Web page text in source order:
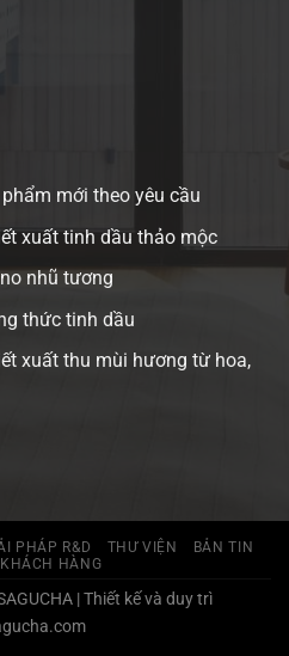
mới theo yêu cầu
xuất tinh dầu thảo mộc
nhũ tương
thức tinh dầu
xuất thu mùi hương từ hoa,
PHÁP R&D THƯ VIỆN
BẢN TIN
HÀNG
| Thiết kế và duy trì